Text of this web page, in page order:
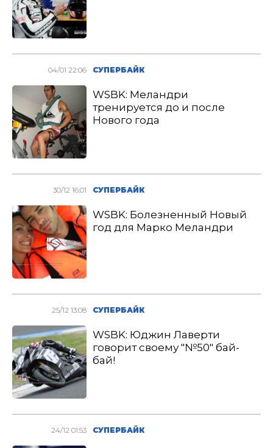
04/01 22:06 СУПЕРБАЙК
WSBK: Меландри
тренируется до и после
Нового года
30/12 16:01 СУПЕРБАЙК
WSBK: Болезненный Новый
год для Марко Меландри
25/12 13:08 СУПЕРБАЙК
WSBK: Юджин Лаверти
говорит своему "№50" бай-
бай!
24/12 01:53 СУПЕРБАЙК